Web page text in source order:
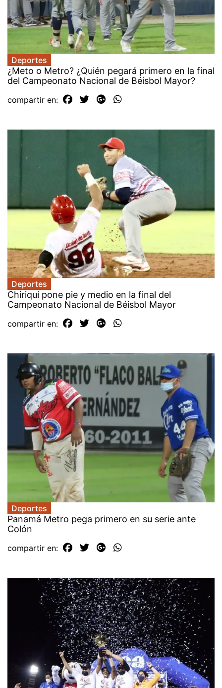
Deportes
¿Meto o Metro? ¿Quién pegará primero en la final
del Campeonato Nacional de Béisbol Mayor?
compartir en:
Deportes
Chiriquí pone pie y medio en la final del
Campeonato Nacional de Béisbol Mayor
compartir en:
Deportes
Panamá Metro pega primero en su serie ante
Colón
compartir en: